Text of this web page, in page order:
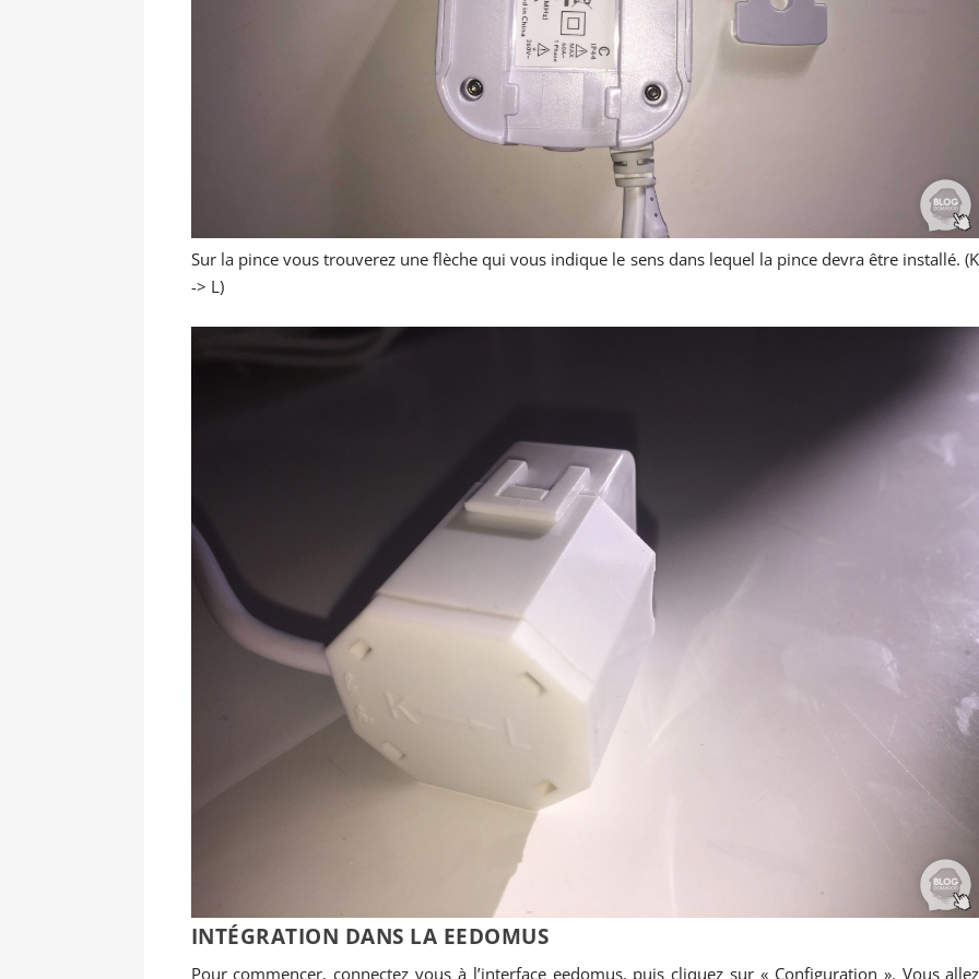
Sur la pince vous trouverez une flèche qui vous indique le sens dans lequel la pince devra être installé. (K
-> L)
INTÉGRATION DANS LA EEDOMUS
Pour commencer, connectez vous à l’interface eedomus, puis cliquez sur « Configuration ». Vous allez